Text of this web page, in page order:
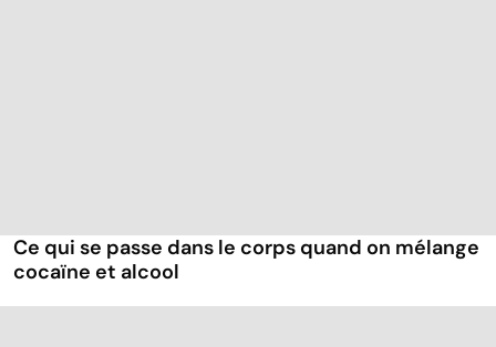
Ce qui se passe dans le corps quand on mélange
cocaïne et alcool